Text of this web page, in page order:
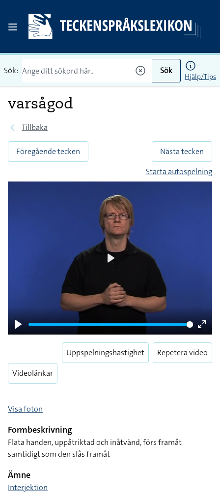
Sök: Sök
Hjälp/Tips
varsågod
Tillbaka
Föregående tecken
Nästa tecken
Starta autospelning
Play
Enter
Videolänkar
Uppspelningshastighet Repetera video
Visa foton
Formbeskrivning
Flata handen, uppåtriktad och inåtvänd, förs framåt
samtidigt som den slås framåt
Ämne
Interjektion